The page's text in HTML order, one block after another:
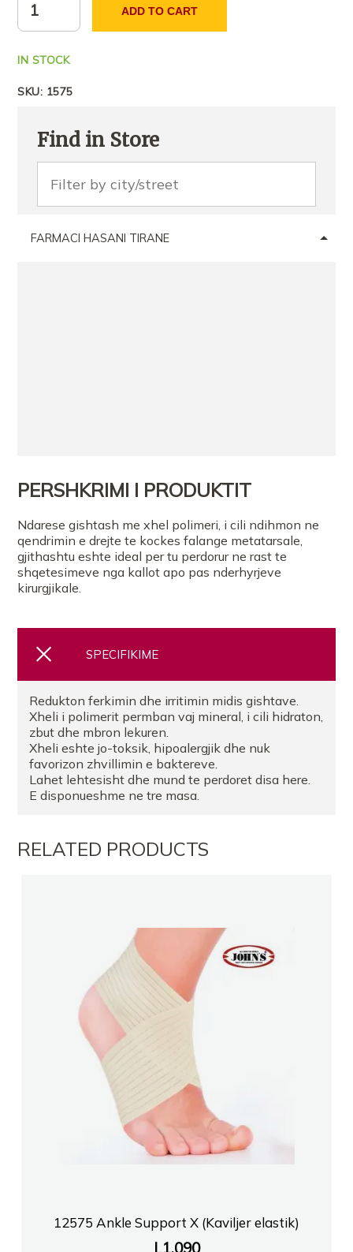
ADD TO CART
IN STOCK
SKU: 1575
Find in Store
FARMACI HASANI TIRANE
PERSHKRIMI I PRODUKTIT
Ndarese gishtash me xhel polimeri, i cili ndihmon ne
qendrimin e drejte te kockes falange metatarsale,
gjithashtu eshte ideal per tu perdorur ne rast te
shqetesimeve nga kallot apo pas nderhyrjeve
kirurgjikale.
SPECIFIKIME
Redukton ferkimin dhe irritimin midis gishtave.
Xheli i polimerit permban vaj mineral, i cili hidraton,
zbut dhe mbron lekuren.
Xheli eshte jo-toksik, hipoalergjik dhe nuk
favorizon zhvillimin e baktereve.
Lahet lehtesisht dhe mund te perdoret disa here.
E disponueshme ne tre masa.
RELATED PRODUCTS
12575 Ankle Support X (Kaviljer elastik)